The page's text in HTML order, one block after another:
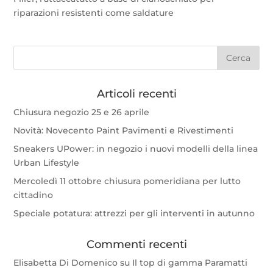
riparazioni resistenti come saldature
Articoli recenti
Chiusura negozio 25 e 26 aprile
Novità: Novecento Paint Pavimenti e Rivestimenti
Sneakers UPower: in negozio i nuovi modelli della linea
Urban Lifestyle
Mercoledì 11 ottobre chiusura pomeridiana per lutto
cittadino
Speciale potatura: attrezzi per gli interventi in autunno
Commenti recenti
Elisabetta Di Domenico su Il top di gamma Paramatti